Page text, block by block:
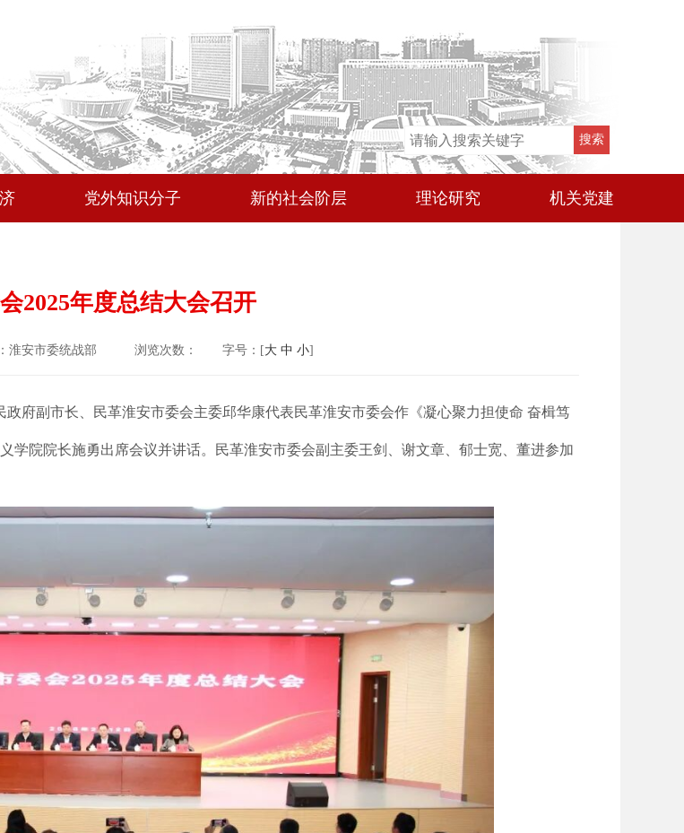
党外知识分子 新的社会阶层 理论研究 机关党建
2025年度总结大会召开
淮安市委统战部 浏览次数： 字号：[大 中 小]
府副市长、民革淮安市委会主委邱华康代表民革淮安市委会作《凝心聚力担使命 奋楫笃
学院院长施勇出席会议并讲话。民革淮安市委会副主委王剑、谢文章、郁士宽、董进参加